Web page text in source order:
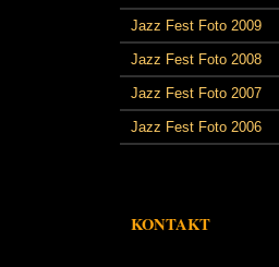
Jazz Fest Foto 2009
Jazz Fest Foto 2008
Jazz Fest Foto 2007
Jazz Fest Foto 2006
KONTAKT